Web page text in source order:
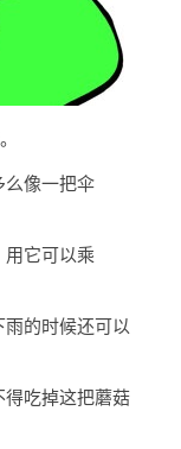
么像一把伞
它可以乘
的时候还可以
得吃掉这把蘑菇